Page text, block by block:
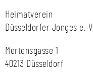
Heimatverein
Düsseldorfer Jonges e. V.
Mertensgasse 1
40213 Düsseldorf